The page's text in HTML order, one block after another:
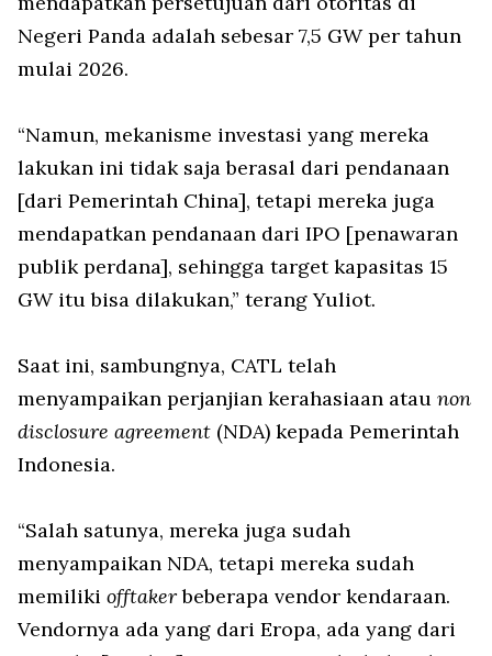
Negeri Panda adalah sebesar 7,5 GW per tahun
mulai 2026.
“Namun, mekanisme investasi yang mereka
lakukan ini tidak saja berasal dari pendanaan
[dari Pemerintah China], tetapi mereka juga
mendapatkan pendanaan dari IPO [penawaran
publik perdana], sehingga target kapasitas 15
GW itu bisa dilakukan,” terang Yuliot.
Saat ini, sambungnya, CATL telah
menyampaikan perjanjian kerahasiaan atau non
disclosure agreement (NDA) kepada Pemerintah
Indonesia.
“Salah satunya, mereka juga sudah
menyampaikan NDA, tetapi mereka sudah
memiliki offtakerbeberapa vendor kendaraan.
Vendornya ada yang dari Eropa, ada yang dari